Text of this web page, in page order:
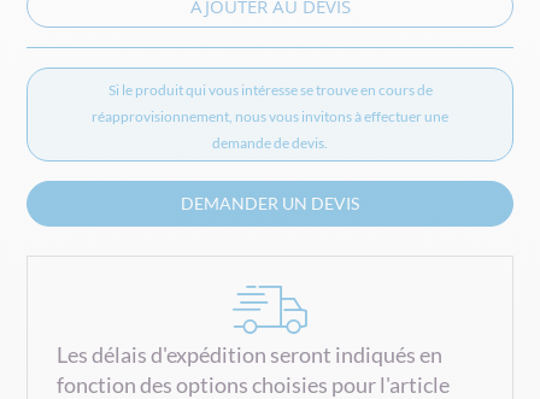
AJOUTER AU DEVIS
Si le produit qui vous intéresse se trouve en cours de
réapprovisionnement, nous vous invitons à effectuer une
demande de devis.
DEMANDER UN DEVIS
Les délais d'expédition seront indiqués en
fonction des options choisies pour l'article